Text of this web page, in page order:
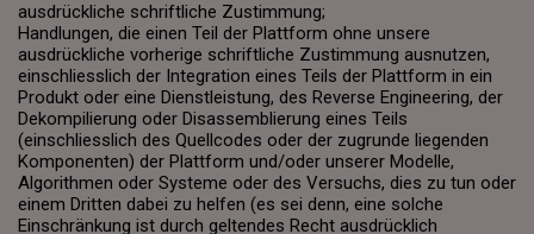
ausdrückliche schriftliche Zustimmung;
Handlungen, die einen Teil der Plattform ohne unsere
ausdrückliche vorherige schriftliche Zustimmung ausnutzen,
einschliesslich der Integration eines Teils der Plattform in ein
Produkt oder eine Dienstleistung, des Reverse Engineering, der
Dekompilierung oder Disassemblierung eines Teils
(einschliesslich des Quellcodes oder der zugrunde liegenden
Komponenten) der Plattform und/oder unserer Modelle,
Algorithmen oder Systeme oder des Versuchs, dies zu tun oder
einem Dritten dabei zu helfen (es sei denn, eine solche
Einschränkung ist durch geltendes Recht ausdrücklich